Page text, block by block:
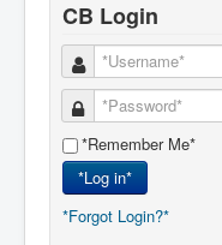
CB Login
*Remember Me*
*Log in*
*Forgot Login?*